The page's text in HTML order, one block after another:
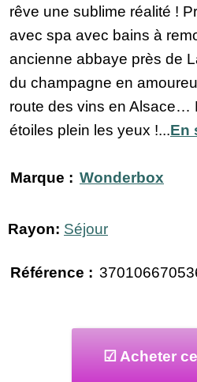
rêve une sublime réalité !
avec spa avec bains à
ancienne abbaye près de
du champagne en
route des vins en Alsace…
étoiles plein les yeux !...En
Marque : Wonderbox
Rayon: Séjour
Référence :
☑ Acheter